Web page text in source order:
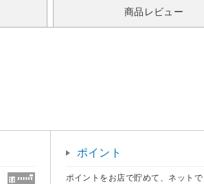
商品レビュー
ポイント
ポイントをお店で貯めて、ネットで